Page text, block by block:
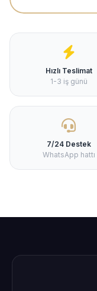
Hızlı Teslimat
1-3 iş günü
7/24 Destek
WhatsApp hattı